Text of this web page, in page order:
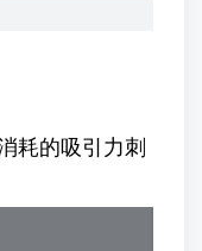
耗的吸引力刺